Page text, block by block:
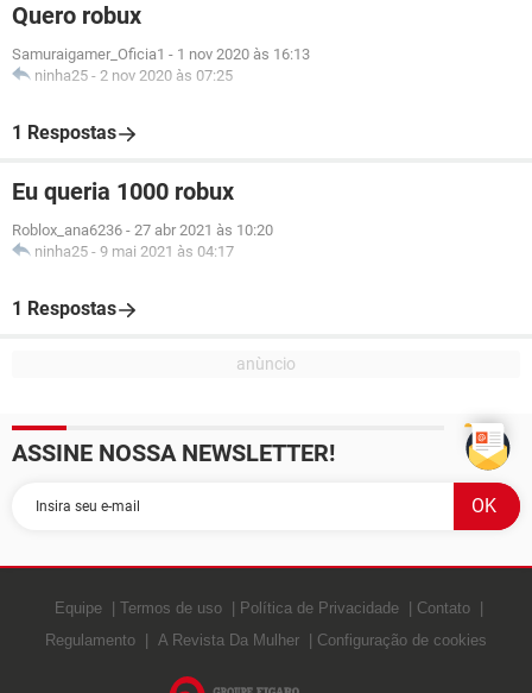
Quero robux
Samuraigamer_Oficia1 - 1 nov 2020 às 16:13
ninha25 - 2 nov 2020 às 07:25
1 Respostas
Eu queria 1000 robux
Roblox_ana6236 - 27 abr 2021 às 10:20
ninha25 - 9 mai 2021 às 04:17
1 Respostas
ASSINE NOSSA NEWSLETTER!
Equipe Termos de uso Política de Privacidade
Contato
Regulamento
A Revista Da Mulher Configuração de cookies